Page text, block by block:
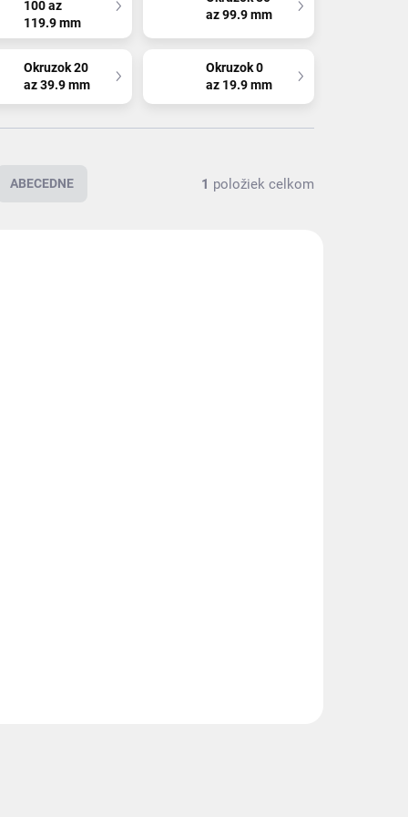
100 az
119.9 mm
az 99.9 mm
Okruzok 20
az 39.9 mm
Okruzok 0
az 19.9 mm
ABECEDNE 1 položiek celkom